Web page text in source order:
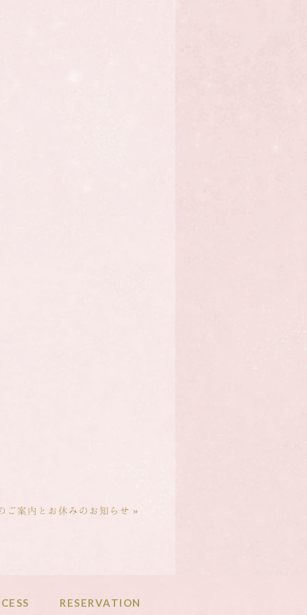
RESERVATION
ご案内とお休みのお知らせ »